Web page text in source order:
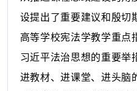
设提出了重要建议和殷切
高等学校宪法学教学重点
习近平法治思想的重要举
进教材、进课堂、进头脑